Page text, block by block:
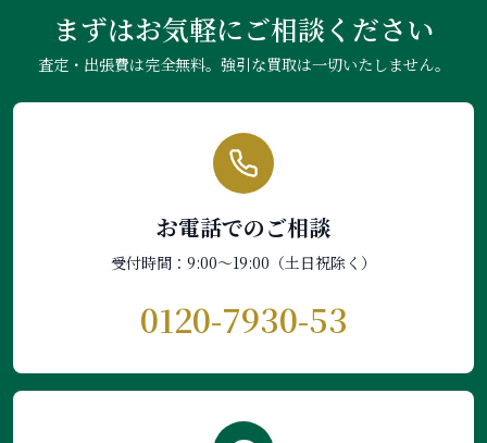
まずはお気軽にご相談ください
査定・出張費は完全無料。強引な買取は一切いたしません。
お電話でのご相談
受付時間：9:00〜19:00（土日祝除く）
0120-7930-53